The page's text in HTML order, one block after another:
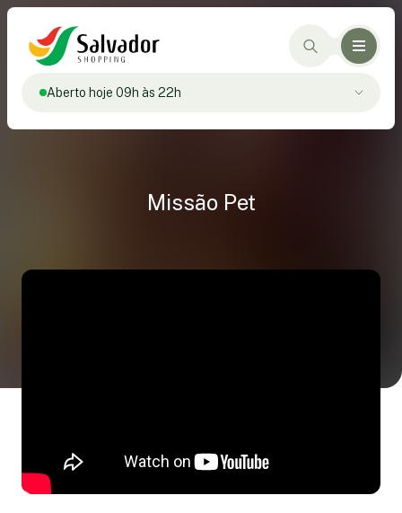
Aberto hoje 09h às 22h
Missão Pet